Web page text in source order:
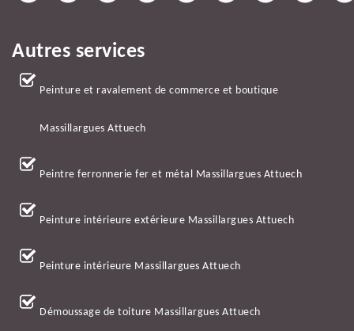
Autres services
Peinture et ravalement de commerce et boutique
Massillargues Attuech
Peintre ferronnerie fer et métal Massillargues Attuech
Peinture intérieure extérieure Massillargues Attuech
Peinture intérieure Massillargues Attuech
Démoussage de toiture Massillargues Attuech